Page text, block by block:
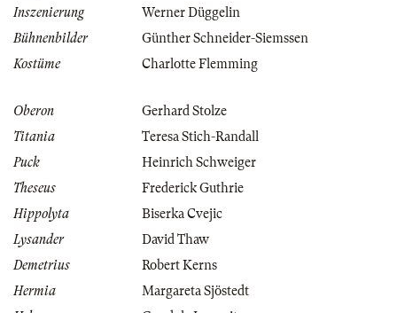
Inszenierung
Werner Düggelin
Bühnenbilder
Günther Schneider-Siemssen
Kostüme
Charlotte Flemming
Oberon
Gerhard Stolze
Titania
Teresa Stich-Randall
Puck
Heinrich Schweiger
Theseus
Frederick Guthrie
Hippolyta
Biserka Cvejic
Lysander
David Thaw
Demetrius
Robert Kerns
Hermia
Margareta Sjöstedt